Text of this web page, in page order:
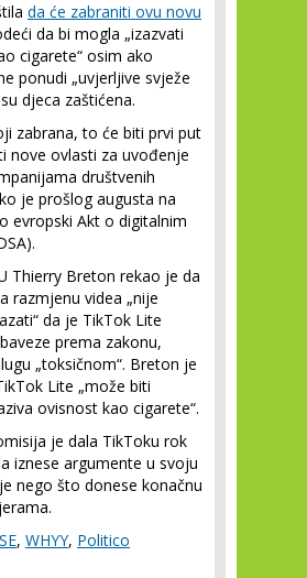
da će zabraniti ovu novu
da bi mogla „izazvati
cigarete“ osim ako
ponudi „uvjerljive svježe
djeca zaštićena.
zabrana, to će biti prvi put
nove ovlasti za uvođenje
društvenih
je prošlog augusta na
evropski Akt o digitalnim
Thierry Breton rekao je da
razmjenu videa „nije
da je TikTok Lite
prema zakonu,
„toksičnom“. Breton je
Lite „može biti
ovisnost kao cigarete“.
je dala TikToku rok
iznese argumente u svoju
nego što donese konačnu
, WHYY, Politico